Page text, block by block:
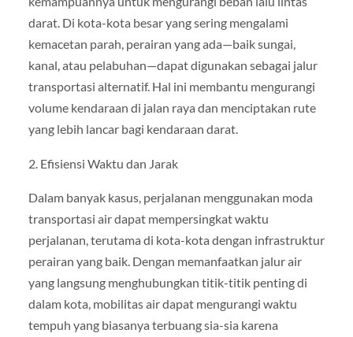
darat. Di kota-kota besar yang sering mengalami
kemacetan parah, perairan yang ada—baik sungai,
kanal, atau pelabuhan—dapat digunakan sebagai jalur
transportasi alternatif. Hal ini membantu mengurangi
volume kendaraan di jalan raya dan menciptakan rute
yang lebih lancar bagi kendaraan darat.
2. Efisiensi Waktu dan Jarak
Dalam banyak kasus, perjalanan menggunakan moda
transportasi air dapat mempersingkat waktu
perjalanan, terutama di kota-kota dengan infrastruktur
perairan yang baik. Dengan memanfaatkan jalur air
yang langsung menghubungkan titik-titik penting di
dalam kota, mobilitas air dapat mengurangi waktu
tempuh yang biasanya terbuang sia-sia karena